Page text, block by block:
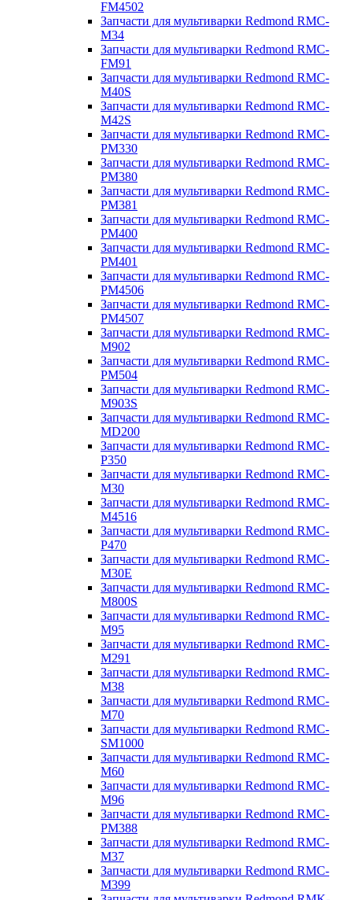
FM4502
Запчасти для мультиварки Redmond RMC-
M34
Запчасти для мультиварки Redmond RMC-
FM91
Запчасти для мультиварки Redmond RMC-
M40S
Запчасти для мультиварки Redmond RMC-
M42S
Запчасти для мультиварки Redmond RMC-
PM330
Запчасти для мультиварки Redmond RMC-
PM380
Запчасти для мультиварки Redmond RMC-
PM381
Запчасти для мультиварки Redmond RMC-
PM400
Запчасти для мультиварки Redmond RMC-
PM401
Запчасти для мультиварки Redmond RMC-
PM4506
Запчасти для мультиварки Redmond RMC-
PM4507
Запчасти для мультиварки Redmond RMC-
M902
Запчасти для мультиварки Redmond RMC-
PM504
Запчасти для мультиварки Redmond RMC-
M903S
Запчасти для мультиварки Redmond RMC-
MD200
Запчасти для мультиварки Redmond RMC-
P350
Запчасти для мультиварки Redmond RMC-
M30
Запчасти для мультиварки Redmond RMC-
M4516
Запчасти для мультиварки Redmond RMC-
P470
Запчасти для мультиварки Redmond RMC-
M30E
Запчасти для мультиварки Redmond RMC-
M800S
Запчасти для мультиварки Redmond RMC-
M95
Запчасти для мультиварки Redmond RMC-
M291
Запчасти для мультиварки Redmond RMC-
M38
Запчасти для мультиварки Redmond RMC-
M70
Запчасти для мультиварки Redmond RMC-
SM1000
Запчасти для мультиварки Redmond RMC-
M60
Запчасти для мультиварки Redmond RMC-
M96
Запчасти для мультиварки Redmond RMC-
PM388
Запчасти для мультиварки Redmond RMC-
M37
Запчасти для мультиварки Redmond RMC-
M399